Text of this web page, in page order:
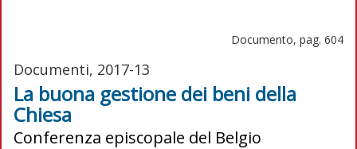
Documento, pag. 604
Documenti, 2017-13
La buona gestione dei beni della
Chiesa
Conferenza episcopale del Belgio